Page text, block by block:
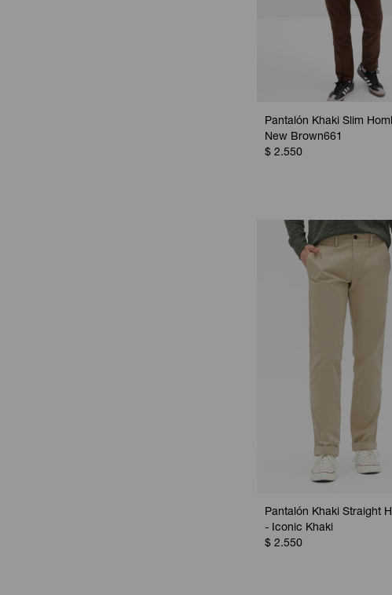
Pantalón Khaki Slim
New Brown661
$ 2.550
Pantalón Khaki Straight
- Iconic Khaki
$ 2.550